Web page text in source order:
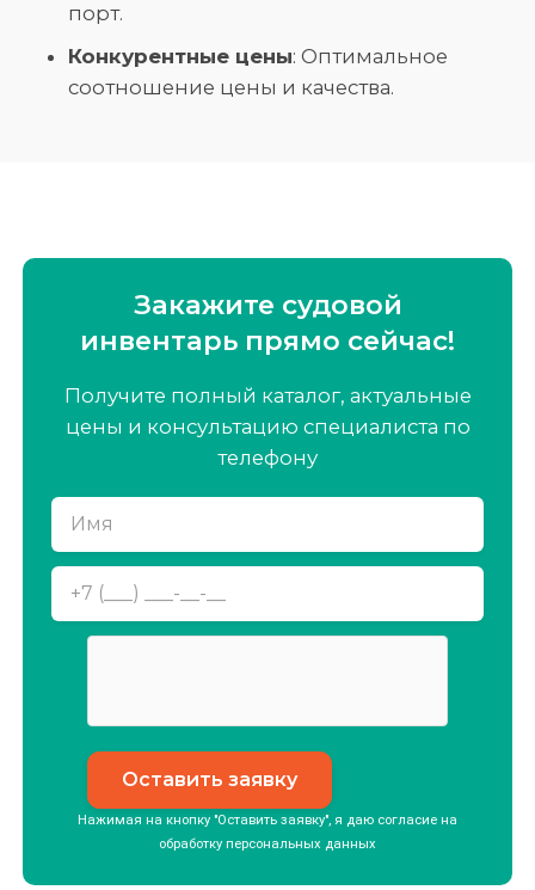
порт.
Конкурентные цены: Оптимальное
соотношение цены и качества.
Закажите судовой
инвентарь прямо сейчас!
Получите полный каталог, актуальные
цены и консультацию специалиста по
телефону
Нажимая на кнопку "Оставить заявку", я даю согласие на
обработку персональных данных